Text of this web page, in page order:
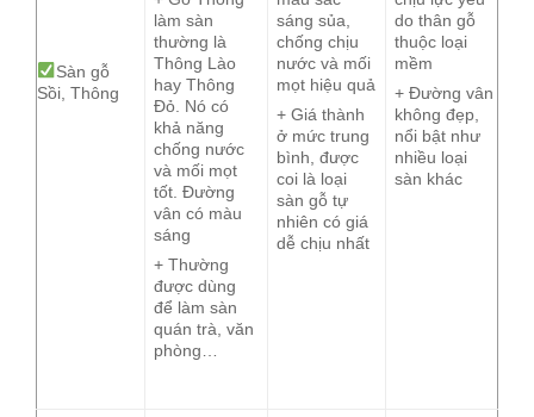
Sàn gỗ
Sồi, Thông
làm sàn
thường là
Thông Lào
hay Thông
Đỏ. Nó có
khả năng
chống nước
và mối mọt
tốt. Đường
vân có màu
sáng
+ Thường
được dùng
để làm sàn
quán trà, văn
phòng…
sáng sủa,
chống chịu
nước và mối
mọt hiệu quả
+ Giá thành
ở mức trung
bình, được
coi là loại
sàn gỗ tự
nhiên có giá
dễ chịu nhất
do thân gỗ
thuộc loại
mềm
+ Đường vân
không đẹp,
nổi bật như
nhiều loại
sàn khác